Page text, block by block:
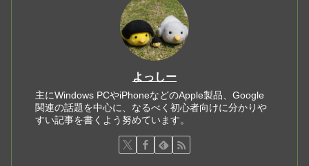
よっしー
主にWindows PCやiPhoneなどのApple製品、Google
関連の話題を中心に、なるべく初心者向けに分かりや
すい記事を書くよう努めています。